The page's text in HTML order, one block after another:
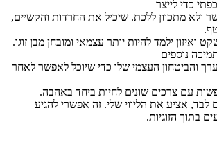
כדי לייצר
ולא מתכוון ללכת. שיכיל את החרדות והקשיים,
ואיזון ילמד להיות יותר עצמאי ומובחן מבן זוגו.
נוספים
והביטחון העצמי שלו כדי שיוכל לאפשר לאחר
עם צרכים שונים לחיות ביחד באהבה.
אציע את הליווי שלי. זה אפשרי להגיע
בתוך הזוגיות.